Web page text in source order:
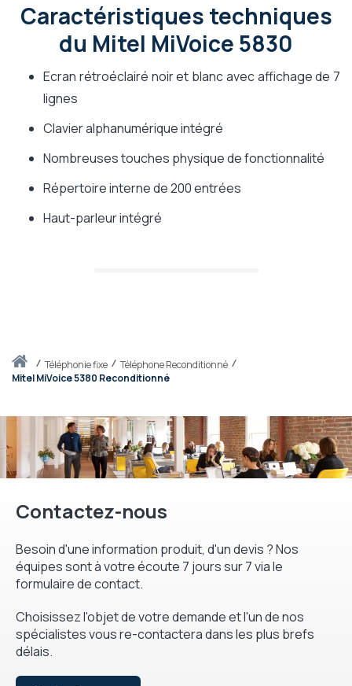
Accueiltéléphonie fixe
Téléphone Reconditionné
Mitel MiVoice 5380 Reconditionné
Caractéristiques techniques
du Mitel MiVoice 5830
Ecran rétroéclairé noir et blanc avec affichage de 7
lignes
Clavier alphanumérique intégré
Nombreuses touches physique de fonctionnalité
Répertoire interne de 200 entrées
Haut-parleur intégré
Contactez-nous
Besoin d'une information produit, d'un devis ? Nos
équipes sont à votre écoute 7 jours sur 7 via le
formulaire de contact.
Choisissez l'objet de votre demande et l'un de nos
spécialistes vous re-contactera dans les plus brefs
délais.